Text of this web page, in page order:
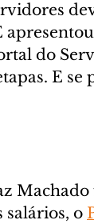
do
E se
o